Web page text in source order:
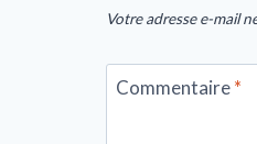
Votre adresse e-mail
Commentaire*